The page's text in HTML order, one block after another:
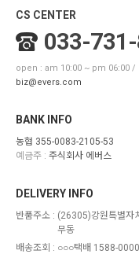
CS CENTER
033-
open : am 10:00 ~ pm 06:00 /
biz@evers.com
BANK INFO
농협 355-0083-2105-53
예금주 : 주식회사 에버스
DELIVERY INFO
반품주소 : (26305)강원특별자
무동
배송조회 : ○○○택배 1588-0000